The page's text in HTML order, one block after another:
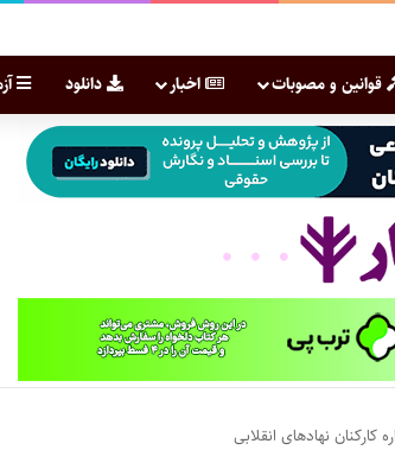
قوانین و مصوبات اخبار دانلود
کارکنان نهادهای انقلابی